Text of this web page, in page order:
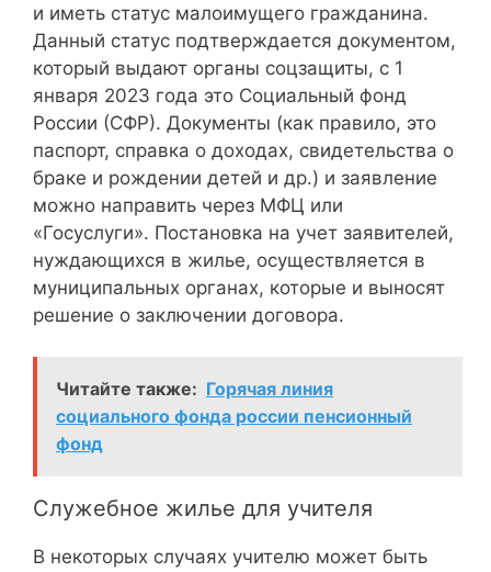
и иметь статус малоимущего гражданина.
Данный статус подтверждается документом,
который выдают органы соцзащиты, с 1
января 2023 года это Социальный фонд
России (СФР). Документы (как правило, это
паспорт, справка о доходах, свидетельства о
браке и рождении детей и др.) и заявление
можно направить через МФЦ или
«Госуслуги». Постановка на учет заявителей,
нуждающихся в жилье, осуществляется в
муниципальных органах, которые и выносят
решение о заключении договора.
Читайте также: Горячая линия
социального фонда россии пенсионный
фонд
Служебное жилье для учителя
В некоторых случаях учителю может быть